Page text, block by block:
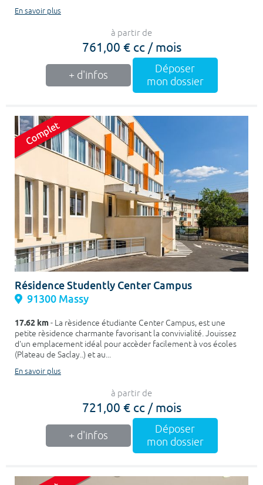
En savoir plus
à partir de
761,00 € cc / mois
+ d'infos
Déposer
mon dossier
Résidence Studently Center Campus
91300 Massy
17.62 km- La rèsidence étudiante Center Campus, est une
petite rèsidence charmante favorisant la convivialité. Jouissez
d'un emplacement idéal pour accèder facilement à vos écoles
(Plateau de Saclay..) et au...
En savoir plus
à partir de
721,00 € cc / mois
+ d'infos
Déposer
mon dossier